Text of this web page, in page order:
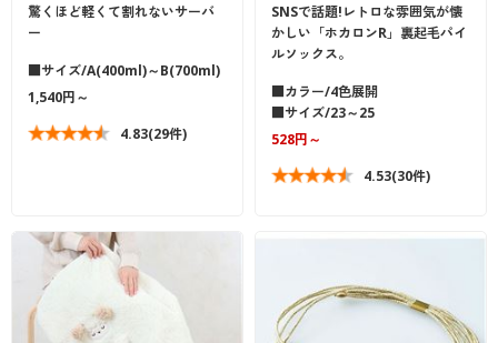
驚くほど軽くて割れないサーバ
ー
■サイズ/A(400ml)～B(700ml)
1,540円～
4.83(29件)
SNSで話題!レトロな雰囲気が懐
かしい「ホカロンR」裏起毛パイ
ルソックス。
■カラー/4色展開
■サイズ/23～25
528円～
4.53(30件)